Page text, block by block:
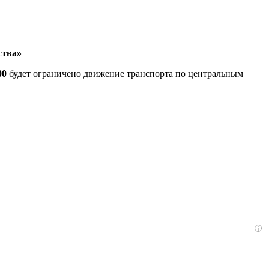
будет ограничено движение транспорта по центральным
i